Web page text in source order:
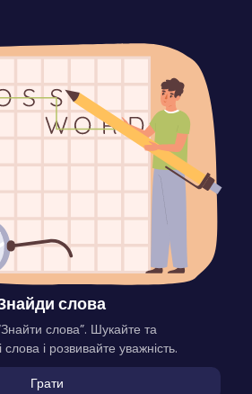
слова
слова”. Шукайте та
і розвивайте уважність.
Грати